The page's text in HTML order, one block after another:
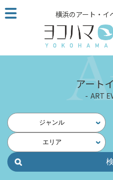
こ
の
ジ
読
他
ペ
横浜のアート・イ
アート
ART
ジャンル
エリア